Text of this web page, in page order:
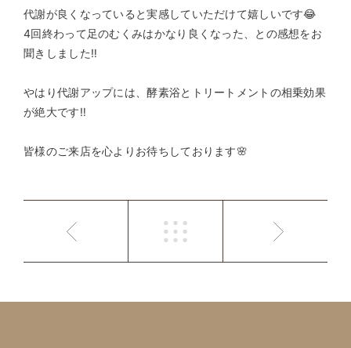
代謝が良くなっていると実感していただけて嬉しいです😂
4回終わって足のむくみはかなり良くなった、との感想をお
聞きしました‼️
やはり代謝アップには、酵素浴とトリートメントの相乗効果
が絶大です‼️
皆様のご来店を心よりお待ちしております🌸